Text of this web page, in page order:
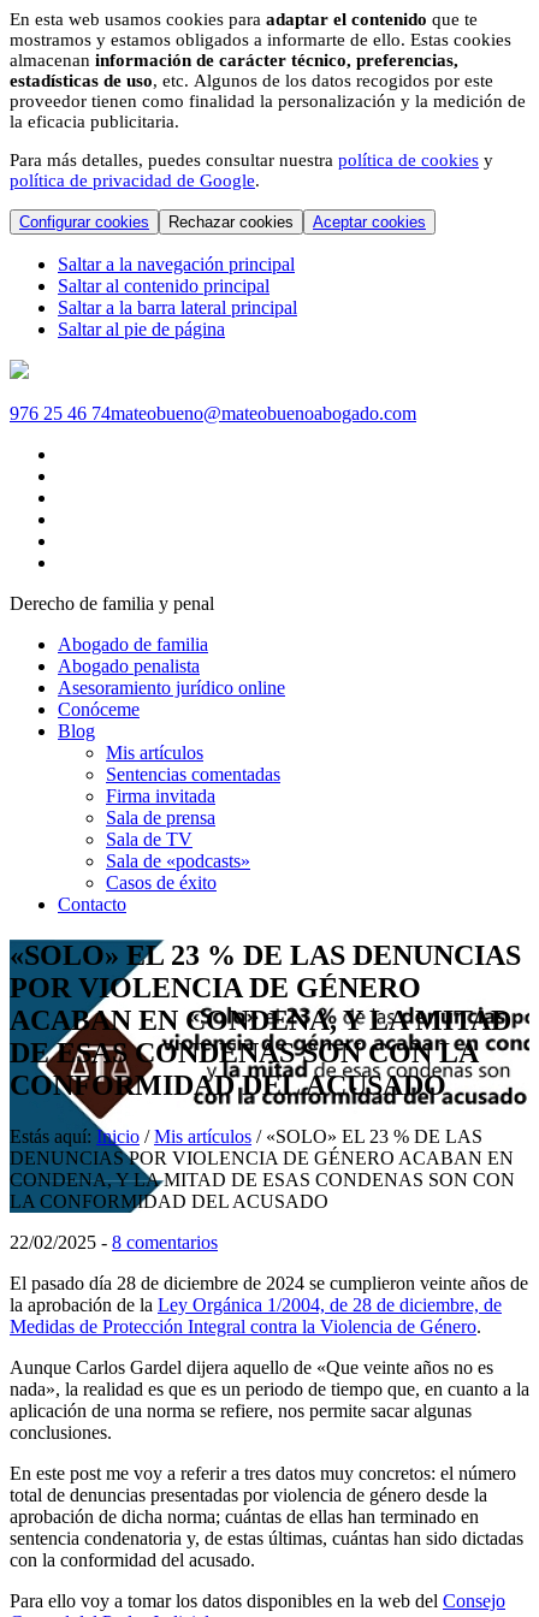
En esta web usamos cookies para adaptar el contenido que te
mostramos y estamos obligados a informarte de ello. Estas cookies
almacenan información de carácter técnico, preferencias,
estadísticas de uso, etc. Algunos de los datos recogidos por este
proveedor tienen como finalidad la personalización y la medición de
la eficacia publicitaria.
Para más detalles, puedes consultar nuestra política de cookies y
política de privacidad de Google.
Configurar cookies Rechazar cookies Aceptar cookies
Saltar a la navegación principal
Saltar al contenido principal
Saltar a la barra lateral principal
Saltar al pie de página
976 25 46 74mateobueno@mateobuenoabogado.com
Derecho de familia y penal
Abogado de familia
Abogado penalista
Asesoramiento jurídico online
Conóceme
Blog
Mis artículos
Sentencias comentadas
Firma invitada
Sala de prensa
Sala de TV
Sala de «podcasts»
Casos de éxito
Contacto
«SOLO» EL 23 % DE LAS DENUNCIAS
POR VIOLENCIA DE GÉNERO
ACABAN EN CONDENA, Y LA MITAD
DE ESAS CONDENAS SON CON LA
CONFORMIDAD DEL ACUSADO
Estás aquí: Inicio / Mis artículos /«SOLO» EL 23 % DE LAS
DENUNCIAS POR VIOLENCIA DE GÉNERO ACABAN EN
CONDENA, Y LA MITAD DE ESAS CONDENAS SON CON
LA CONFORMIDAD DEL ACUSADO
22/02/2025 - 8 comentarios
El pasado día 28 de diciembre de 2024 se cumplieron veinte años de
la aprobación de la Ley Orgánica 1/2004, de 28 de diciembre, de
Medidas de Protección Integral contra la Violencia de Género.
Aunque Carlos Gardel dijera aquello de «Que veinte años no es
nada», la realidad es que es un periodo de tiempo que, en cuanto a la
aplicación de una norma se refiere, nos permite sacar algunas
conclusiones.
En este post me voy a referir a tres datos muy concretos: el número
total de denuncias presentadas por violencia de género desde la
aprobación de dicha norma; cuántas de ellas han terminado en
sentencia condenatoria y, de estas últimas, cuántas han sido dictadas
con la conformidad del acusado.
Para ello voy a tomar los datos disponibles en la web del Consejo